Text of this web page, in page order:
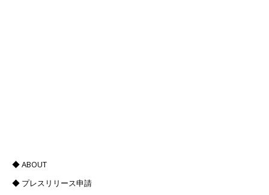
◆ ABOUT
◆ プレスリリース申請